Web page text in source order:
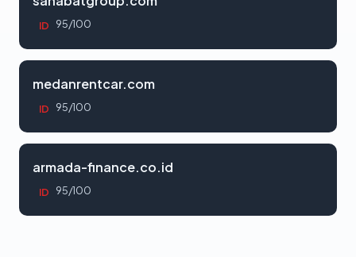
ID 95/100
medanrentcar.com
ID 95/100
armada-finance.co.id
ID 95/100